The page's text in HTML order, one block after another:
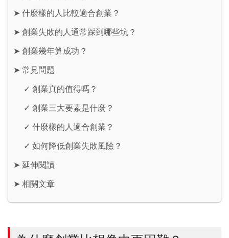
➤ 什麼樣的人比較適合創業？
➤ 創業失敗的人通常踩到哪些坑？
➤ 創業幾年算成功？
➤ 常見問題
✓ 創業真的值得嗎？
✓ 創業三大要素是什麼？
✓ 什麼樣的人適合創業？
✓ 如何降低創業失敗風險？
➤ 延伸閱讀
➤ 相關文章